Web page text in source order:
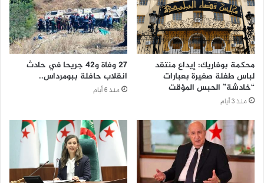
محكمة بوفاريك: إيداع منتقد
لباس طفلة صغيرة بعبارات
“خادشة” الحبس المؤقت
منذ 3 أيام
27 وفاة و42 جريحا في حادث
انقلاب حافلة ببومرداس..
منذ 6 أيام